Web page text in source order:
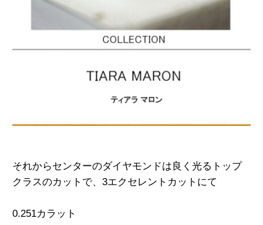
それからセンターのダイヤモンドは良く光る トップ
クラスのカットで、 3エクセレントカットにて
0.251カラット